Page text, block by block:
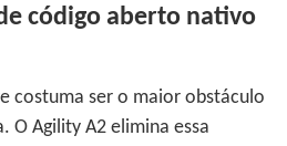
código aberto nativo
costuma ser o maior obstáculo
O Agility A2 elimina essa